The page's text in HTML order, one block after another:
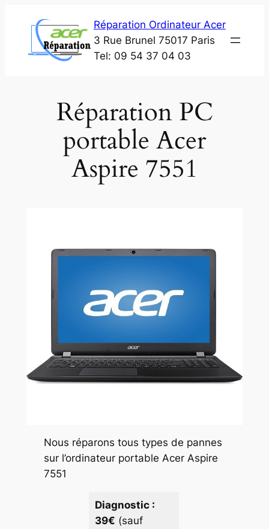
contenu
Réparation Ordinateur Acer
3 Rue Brunel 75017 Paris
Tel: 09 54 37 04 03
Réparation PC
portable Acer
Aspire 7551
Nous réparons tous types de pannes
sur l’ordinateur portable Acer Aspire
7551
Diagnostic :
39€ (sauf